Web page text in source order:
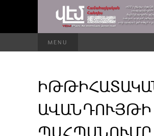
MENU
ԱՎԱՆԴՈՒՅԹԻ
ՊԱՀՊԱՆՈՒՄԸ